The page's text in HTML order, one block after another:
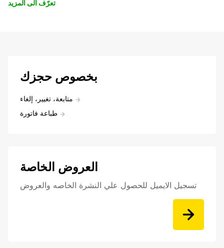
تعرّف الى المزيد
بخصوص حجزك
متابعة، تغيير، إلغاء
طباعة فاتورة
العروض الخاصة
تسجيل الايميل للحصول علي النشرة الخاصه والعروض